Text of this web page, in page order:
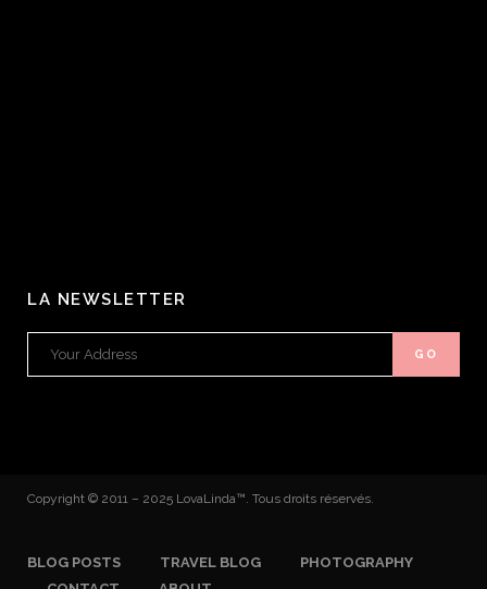
LA NEWSLETTER
Copyright © 2011 – 2025 LovaLinda™. Tous droits réservés.
BLOG POSTS TRAVEL BLOG
PHOTOGRAPHY